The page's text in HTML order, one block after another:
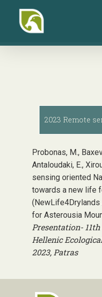
content
2023 Remote
Probonas, M.,
Antaloudaki, E.,
sensing oriented
towards a new life
for Asterousia
Presentation-
Hellenic
2023, Patras